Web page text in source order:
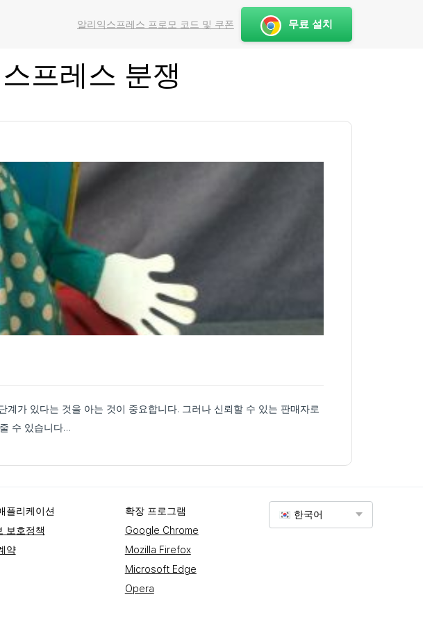
알리익스프레스 프로모 코드 및 쿠폰 무료 설치
프레스 분쟁
이 중요합니다. 그러나 신뢰할 수 있는 판매자로
수 있습니다…
플리케이션
보호정책
약
확장 프로그램
Google Chrome
Mozilla Firefox
Microsoft Edge
Opera
한국어